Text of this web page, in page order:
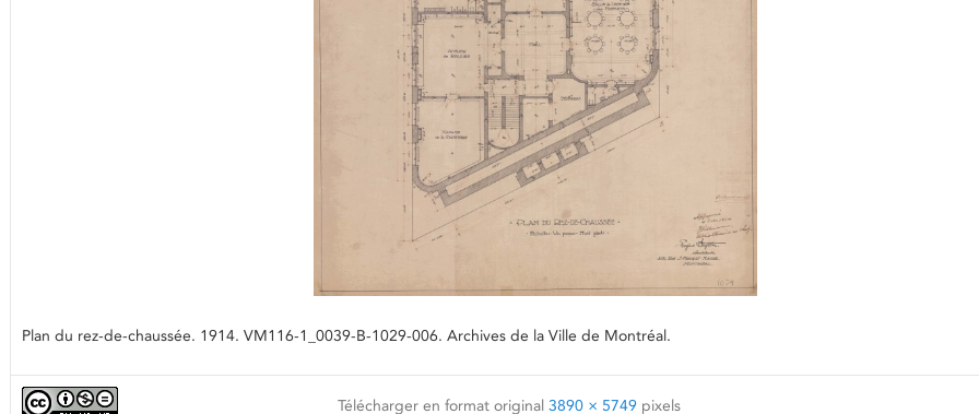
Plan du rez-de-chaussée. 1914. VM116-1_0039-B-1029-006. Archives de la Ville de Montréal.
Télécharger en format original 3890 × 5749pixels